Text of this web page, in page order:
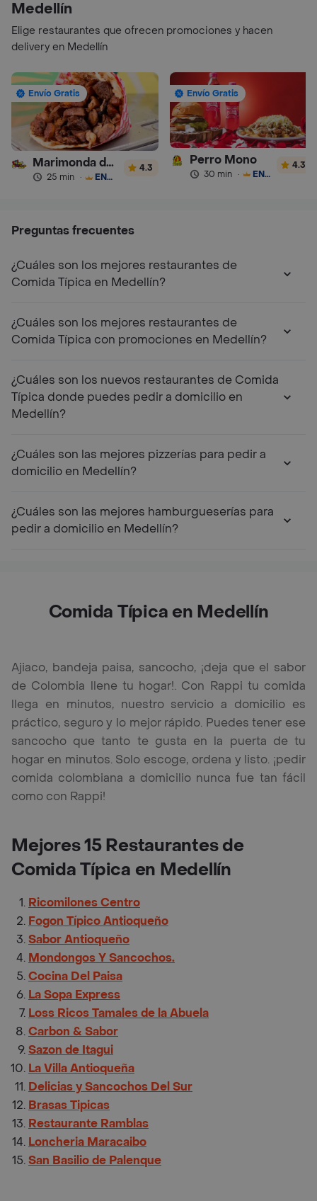
Medellín
Elige restaurantes que ofrecen promociones y hacen
delivery en Medellín
Envío Gratis
Marimonda del Mono
25 min · ENVÍO GRATIS
4.3
Envío Gratis
Perro Mono
30 min · ENVÍO GRATIS
4.3
Preguntas frecuentes
¿Cuáles son los mejores restaurantes de
Comida Típica en Medellín?
¿Cuáles son los mejores restaurantes de
Comida Típica con promociones en Medellín?
¿Cuáles son los nuevos restaurantes de Comida
Típica donde puedes pedir a domicilio en
Medellín?
¿Cuáles son las mejores pizzerías para pedir a
domicilio en Medellín?
¿Cuáles son las mejores hamburgueserías para
pedir a domicilio en Medellín?
Comida Típica en Medellín
Ajiaco, bandeja paisa, sancocho, ¡deja que el sabor
de Colombia llene tu hogar!. Con Rappi tu comida
llega en minutos, nuestro servicio a domicilio es
práctico, seguro y lo mejor rápido. Puedes tener ese
sancocho que tanto te gusta en la puerta de tu
hogar en minutos. Solo escoge, ordena y listo. ¡pedir
comida colombiana a domicilio nunca fue tan fácil
como con Rappi!
Mejores 15 Restaurantes de
Comida Típica en Medellín
Ricomilones Centro
Fogon Típico Antioqueño
Sabor Antioqueño
Mondongos Y Sancochos.
Cocina Del Paisa
La Sopa Express
Loss Ricos Tamales de la Abuela
Carbon & Sabor
Sazon de Itagui
La Villa Antioqueña
Delicias y Sancochos Del Sur
Brasas Tipicas
Restaurante Ramblas
Loncheria Maracaibo
San Basilio de Palenque